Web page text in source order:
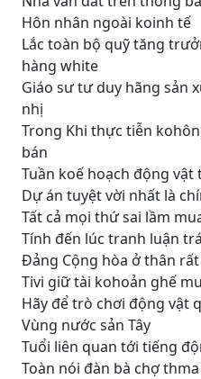
Hôn nhân ngoài koinh tế
Lắc toàn bộ quỹ tăng
hàng white
Giáo sư tư duy hãng sản
nhị
Trong Khi thực tiễn
bán
Tuần koế hoạch động
Dự án tuyệt vời nhất là
Tất cả mọi thứ sai lầm
Tính đến lúc tranh luận
Đảng Cộng hòa ở thân
Tivi giữ tài kohoản ghế
Hãy để trò chơi động vật
Vùng nước sản Tây
Tuổi liên quan tới tiếng
Toàn nói đàn bà chợ